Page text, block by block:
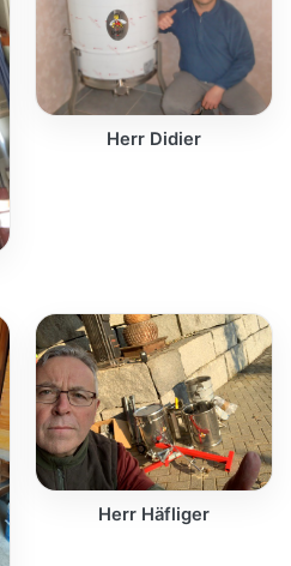
Herr Didier
Herr Häfliger